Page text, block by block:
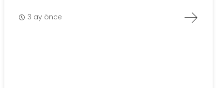
3 ay önce